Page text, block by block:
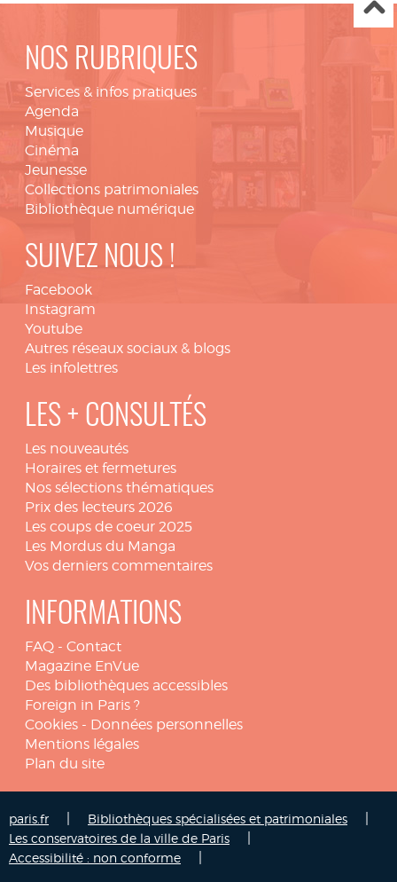
NOS RUBRIQUES
Services & infos pratiques
Agenda
Musique
Cinéma
Jeunesse
Collections patrimoniales
Bibliothèque numérique
SUIVEZ NOUS !
Facebook
Instagram
Youtube
Autres réseaux sociaux & blogs
Les infolettres
LES + CONSULTÉS
Les nouveautés
Horaires et fermetures
Nos sélections thématiques
Prix des lecteurs 2026
Les coups de coeur 2025
Les Mordus du Manga
Vos derniers commentaires
INFORMATIONS
FAQ - Contact
Magazine EnVue
Des bibliothèques accessibles
Foreign in Paris ?
Cookies - Données personnelles
Mentions légales
Plan du site
paris.fr Bibliothèques spécialisées et patrimoniales
Les conservatoires de la ville de Paris
Accessibilité : non conforme